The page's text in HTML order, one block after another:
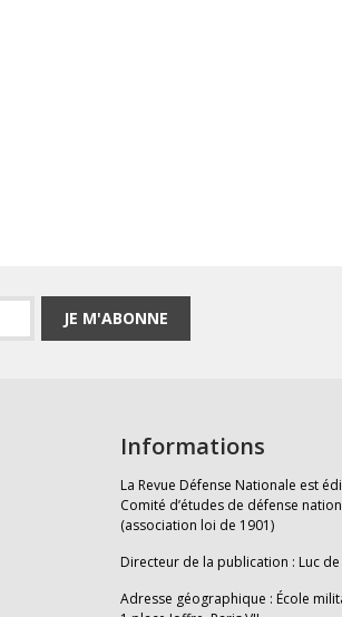
JE M'ABONNE
Informations
La Revue Défense Nationale est
Comité d’études de défense
(association loi de 1901)
Directeur de la publication : Luc
Adresse géographique : École